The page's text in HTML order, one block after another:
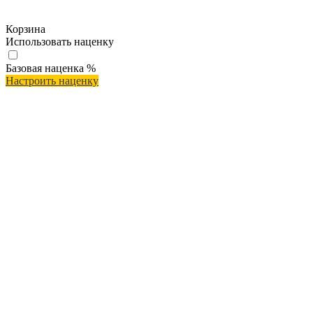
Корзина
Использовать наценку
Базовая наценка %
Настроить наценку